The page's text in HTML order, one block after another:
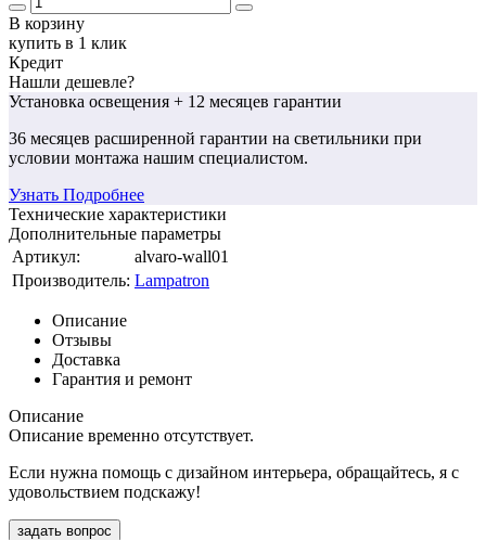
В корзину
купить в 1 клик
Кредит
Нашли дешевле?
Установка освещения + 12 месяцев гарантии
36 месяцев расширенной гарантии на светильники при
условии монтажа нашим специалистом.
Узнать Подробнее
Технические характеристики
Дополнительные параметры
Артикул:
alvaro-wall01
Производитель: Lampatron
Описание
Отзывы
Доставка
Гарантия и ремонт
Описание
Описание временно отсутствует.
Если нужна помощь с дизайном интерьера, обращайтесь, я с
удовольствием подскажу!
задать вопрос